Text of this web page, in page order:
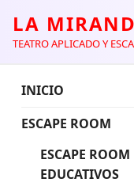
LA
TEATRO APLICADO Y
INICIO
ESCAPE ROOM
ESCAPE
EDUCATIVOS